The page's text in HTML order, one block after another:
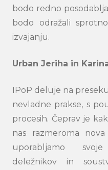
bodo redno
bodo odražali
izvajanju.
Urban Jeriha in
IPoP deluje na
nevladne prakse, s
procesih. Čeprav je
nas razmeroma
uporabljamo
deležnikov in